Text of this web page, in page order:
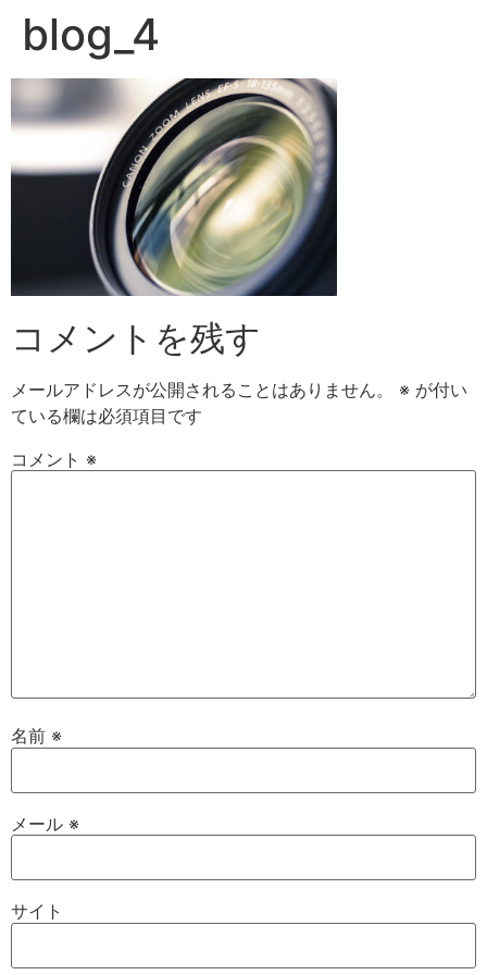
blog_4
コメントを残す
メールアドレスが公開されることはありません。 ※ が付い
ている欄は必須項目です
コメント ※
名前 ※
メール ※
サイト